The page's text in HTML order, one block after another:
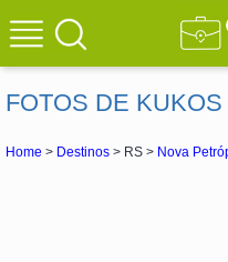
FOTOS DE KUKOS
Home > Destinos > RS > Nova